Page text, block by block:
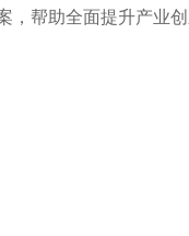
，帮助全面提升产业